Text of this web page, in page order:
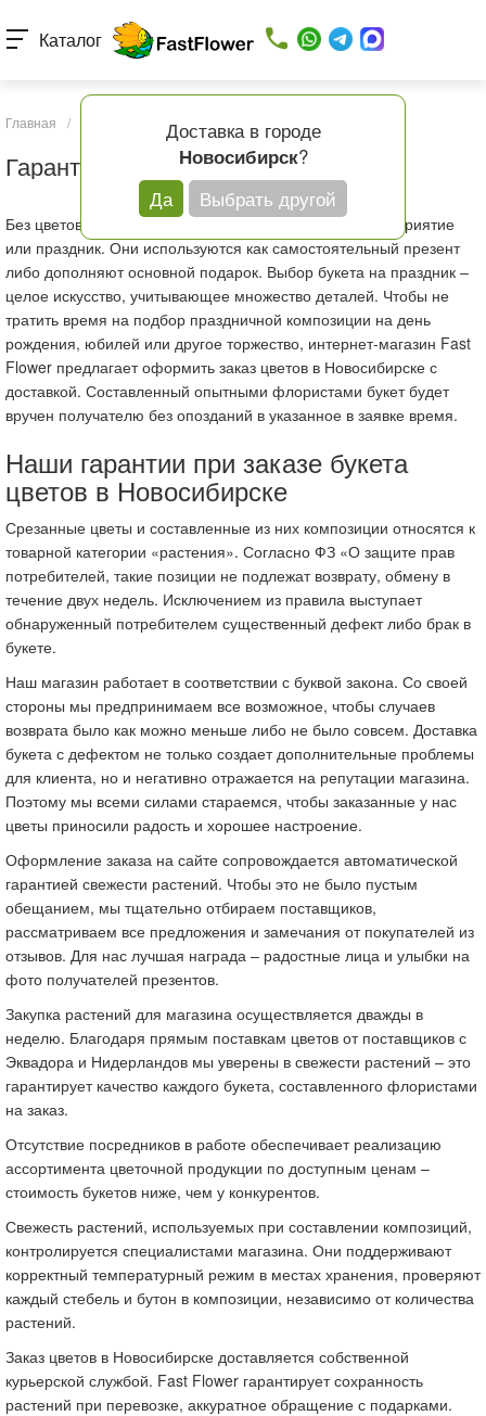
Доставка в городе
Новосибирск?
Да
Выбрать другой
Каталог
Главная /
Гарантии
Без цветов не обходится ни одно торжественное мероприятие
или праздник. Они используются как самостоятельный презент
либо дополняют основной подарок. Выбор букета на праздник –
целое искусство, учитывающее множество деталей. Чтобы не
тратить время на подбор праздничной композиции на день
рождения, юбилей или другое торжество, интернет-магазин Fast
Flower предлагает оформить заказ цветов в Новосибирске с
доставкой. Составленный опытными флористами букет будет
вручен получателю без опозданий в указанное в заявке время.
Наши гарантии при заказе букета
цветов в Новосибирске
Срезанные цветы и составленные из них композиции относятся к
товарной категории «растения». Согласно ФЗ «О защите прав
потребителей, такие позиции не подлежат возврату, обмену в
течение двух недель. Исключением из правила выступает
обнаруженный потребителем существенный дефект либо брак в
букете.
Наш магазин работает в соответствии с буквой закона. Со своей
стороны мы предпринимаем все возможное, чтобы случаев
возврата было как можно меньше либо не было совсем. Доставка
букета с дефектом не только создает дополнительные проблемы
для клиента, но и негативно отражается на репутации магазина.
Поэтому мы всеми силами стараемся, чтобы заказанные у нас
цветы приносили радость и хорошее настроение.
Оформление заказа на сайте сопровождается автоматической
гарантией свежести растений. Чтобы это не было пустым
обещанием, мы тщательно отбираем поставщиков,
рассматриваем все предложения и замечания от покупателей из
отзывов. Для нас лучшая награда – радостные лица и улыбки на
фото получателей презентов.
Закупка растений для магазина осуществляется дважды в
неделю. Благодаря прямым поставкам цветов от поставщиков с
Эквадора и Нидерландов мы уверены в свежести растений – это
гарантирует качество каждого букета, составленного флористами
на заказ.
Отсутствие посредников в работе обеспечивает реализацию
ассортимента цветочной продукции по доступным ценам –
стоимость букетов ниже, чем у конкурентов.
Свежесть растений, используемых при составлении композиций,
контролируется специалистами магазина. Они поддерживают
корректный температурный режим в местах хранения, проверяют
каждый стебель и бутон в композиции, независимо от количества
растений.
Заказ цветов в Новосибирске доставляется собственной
курьерской службой. Fast Flower гарантирует сохранность
растений при перевозке, аккуратное обращение с подарками.